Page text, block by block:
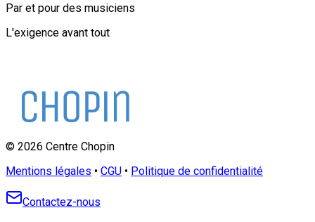
Par et pour des musiciens
L'exigence avant tout
© 2026 Centre Chopin
Mentions légales • CGU • Politique de confidentialité
Contactez-nous